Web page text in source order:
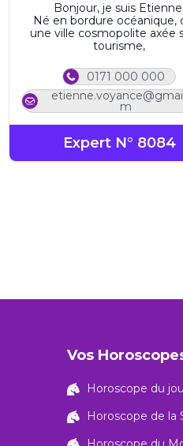
Bonjour, je suis
Né en bordure océanique,
une ville cosmopolite axée
tourisme,
0171 000 000
m
Expert N° 8084
Vos
Horoscope du
Horoscope de la